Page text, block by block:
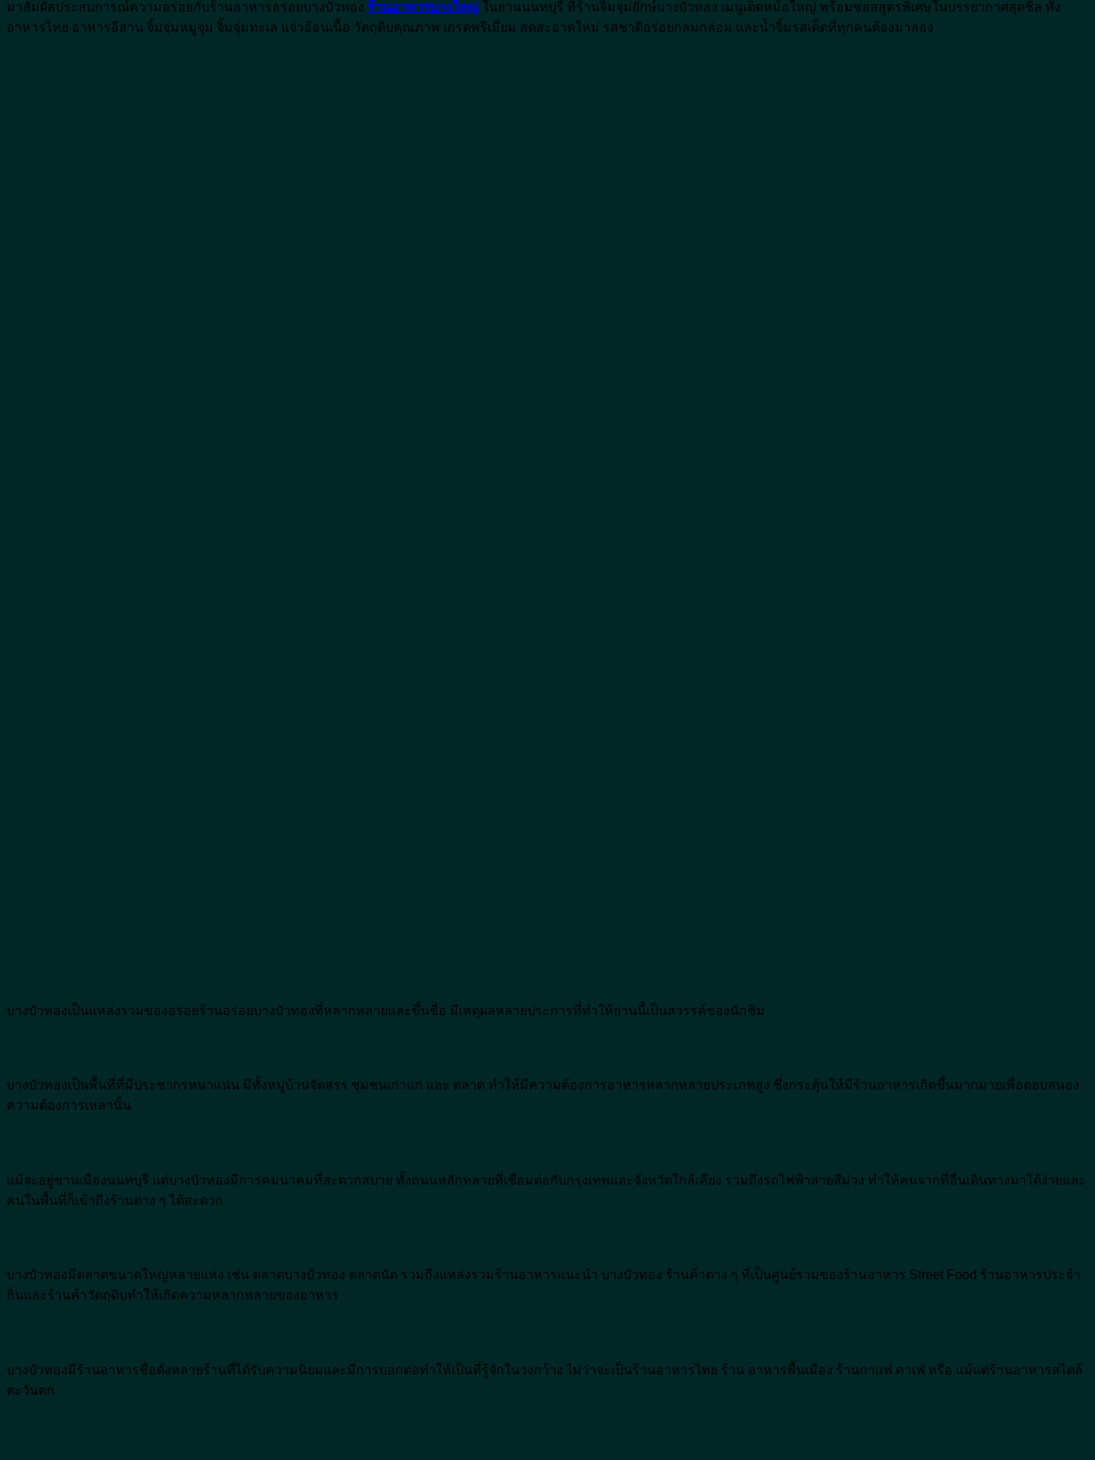
มาสัมผัสประสบการณ์ความอร่อยกับร้านอาหารอร่อยบางบัวทอง ร้านอาหารบางใหญ่ ในย่านนนทบุรี ที่ร้านจิ้มจุ่มยักษ์บางบัวทอง เมนูเด็ดหม้อใหญ่ พร้อมซอสสูตรพิเศษในบรรยากาศสุดชิล ทั้ง
อาหารไทย อาหารอีสาน จิ้มจุ่มหมูจุ่ม จิ้มจุ่มทะเล แจ่วอ้อนเนื้อ วัตถุดิบคุณภาพ เกรดพรีเมี่ยม สดสะอาดใหม่ รสชาติอร่อยกลมกล่อม และน้ำจิ้มรสเด็ดที่ทุกคนต้องมาลอง
บางบัวทองเป็นแหล่งรวมของอร่อยร้านอร่อยบางบัวทองที่หลากหลายและขึ้นชื่อ มีเหตุผลหลายประการที่ทำให้ย่านนี้เป็นสวรรค์ของนักชิม
บางบัวทองเป็นพื้นที่ที่มีประชากรหนาแน่น มีทั้งหมู่บ้านจัดสรร ชุมชนเก่าแก่ และ ตลาด ทำให้มีความต้องการอาหารหลากหลายประเภทสูง ซึ่งกระตุ้นให้มีร้านอาหารเกิดขึ้นมากมายเพื่อตอบสนอง
ความต้องการเหล่านั้น
แม้จะอยู่ชานเมืองนนทบุรี แต่บางบัวทองมีการคมนาคมที่สะดวกสบาย ทั้งถนนหลักหลายที่เชื่อมต่อกับกรุงเทพและจังหวัดใกล้เคียง รวมถึงรถไฟฟ้าสายสีม่วง ทำให้คนจากที่อื่นเดินทางมาได้ง่ายและ
คนในพื้นที่ก็เข้าถึงร้านต่าง ๆ ได้สะดวก
บางบัวทองมีตลาดขนาดใหญ่หลายแห่ง เช่น ตลาดบางบัวทอง ตลาดนัด รวมถึงแหล่งรวมร้านอาหารแนะนำ บางบัวทอง ร้านค้าต่าง ๆ ที่เป็นศูนย์รวมของร้านอาหาร Street Food ร้านอาหารประจำ
ถิ่นและร้านค้าวัตถุดิบทำให้เกิดความหลากหลายของอาหาร
บางบัวทองมีร้านอาหารชื่อดังหลายร้านที่ได้รับความนิยมและมีการบอกต่อทำให้เป็นที่รู้จักในวงกว้าง ไม่ว่าจะเป็นร้านอาหารไทย ร้าน อาหารพื้นเมือง ร้านกาแฟ คาเฟ่ หรือ แม้แต่ร้านอาหารสไตล์
ตะวันตก